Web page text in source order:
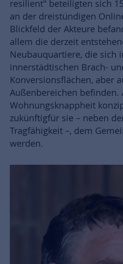
resilient" beteiligten sich
an der dreistündigen
Blickfeld der Akteure
allem die derzeit
Neubauquartiere, die sich
innerstädtischen Brach-
Konversionsflächen, aber
Außenbereichen befinden.
Wohnungsknappheit
zukünftigfür sie – neben
Tragfähigkeit –, dem
werden.